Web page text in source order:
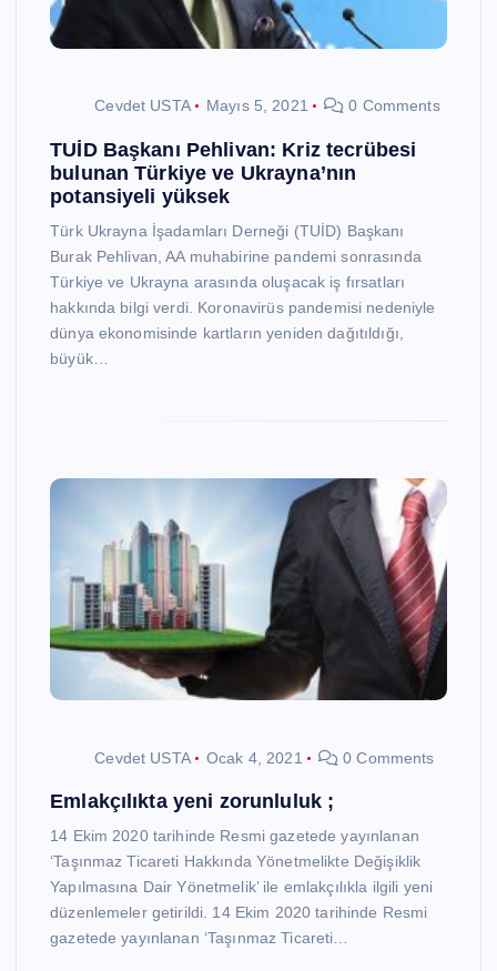
Cevdet USTA Mayıs 5, 2021 0 Comments
TUİD Başkanı Pehlivan: Kriz tecrübesi
bulunan Türkiye ve Ukrayna’nın
potansiyeli yüksek
Türk Ukrayna İşadamları Derneği (TUİD) Başkanı
Burak Pehlivan, AA muhabirine pandemi sonrasında
Türkiye ve Ukrayna arasında oluşacak iş fırsatları
hakkında bilgi verdi. Koronavirüs pandemisi nedeniyle
dünya ekonomisinde kartların yeniden dağıtıldığı,
büyük…
Cevdet USTA Ocak 4, 2021 0 Comments
Emlakçılıkta yeni zorunluluk ;
14 Ekim 2020 tarihinde Resmi gazetede yayınlanan
‘Taşınmaz Ticareti Hakkında Yönetmelikte Değişiklik
Yapılmasına Dair Yönetmelik’ ile emlakçılıkla ilgili yeni
düzenlemeler getirildi. 14 Ekim 2020 tarihinde Resmi
gazetede yayınlanan ‘Taşınmaz Ticareti…